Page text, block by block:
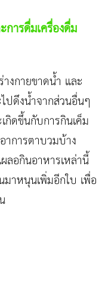
ารดื่มเครื่องดื่ม
งกายขาดน้ำ และ
ปดึงน้ำจากส่วนอื่นๆ
ดขึ้นกับการกินเค็ม
การตาบวมบ้าง
ลอกินอาหารเหล่านี้
าหนุนเพิ่มอีกใบ เพื่อ